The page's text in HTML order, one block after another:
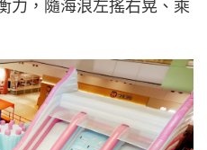
力，隨海浪左搖右晃、乘